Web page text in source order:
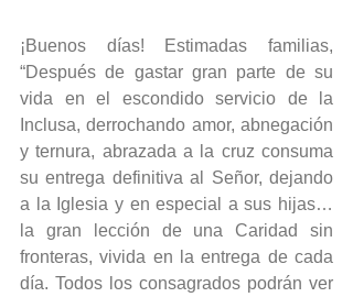
¡Buenos días! Estimadas familias,
“Después de gastar gran parte de su
vida en el escondido servicio de la
Inclusa, derrochando amor, abnegación
y ternura, abrazada a la cruz consuma
su entrega definitiva al Señor, dejando
a la Iglesia y en especial a sus hijas…
la gran lección de una Caridad sin
fronteras, vivida en la entrega de cada
día. Todos los consagrados podrán ver